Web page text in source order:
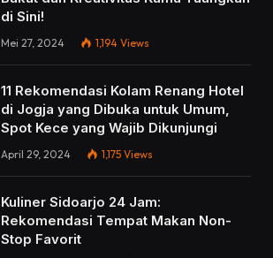
di Sini!
Mei 27, 2024 1,194 Views
11 Rekomendasi Kolam Renang Hotel
di Jogja yang Dibuka untuk Umum,
Spot Kece yang Wajib Dikunjungi
April 29, 2024 1,175 Views
Kuliner Sidoarjo 24 Jam:
Rekomendasi Tempat Makan Non-
Stop Favorit